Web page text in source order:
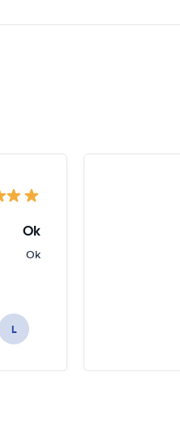
Ok
Ok
L